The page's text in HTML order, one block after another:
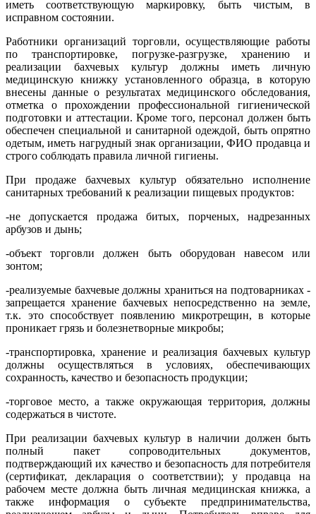
иметь соответствующую маркировку, быть чистым, в
исправном состоянии.
Работники организаций торговли, осуществляющие работы
по транспортировке, погрузке-разгрузке, хранению и
реализации бахчевых культур должны иметь личную
медицинскую книжку установленного образца, в которую
внесены данные о результатах медицинского обследования,
отметка о прохождении профессиональной гигиенической
подготовки и аттестации. Кроме того, персонал должен быть
обеспечен специальной и санитарной одеждой, быть опрятно
одетым, иметь нагрудный знак организации, ФИО продавца и
строго соблюдать правила личной гигиены.
При продаже бахчевых культур обязательно исполнение
санитарных требований к реализации пищевых продуктов:
-не допускается продажа битых, порченых, надрезанных
арбузов и дынь;
-объект торговли должен быть оборудован навесом или
зонтом;
-реализуемые бахчевые должны храниться на подтоварниках -
запрещается хранение бахчевых непосредственно на земле,
т.к. это способствует появлению микротрещин, в которые
проникает грязь и болезнетворные микробы;
-транспортировка, хранение и реализация бахчевых культур
должны осуществляться в условиях, обеспечивающих
сохранность, качество и безопасность продукции;
-торговое место, а также окружающая территория, должны
содержаться в чистоте.
При реализации бахчевых культур в наличии должен быть
полный пакет сопроводительных документов,
подтверждающий их качество и безопасность для потребителя
(сертификат, декларация о соответствии); у продавца на
рабочем месте должна быть личная медицинская книжка, а
также информация о субъекте предпринимательства,